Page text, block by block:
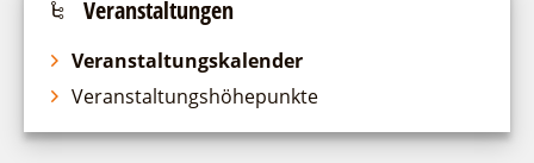
Veranstaltungen
Veranstaltungskalender
Veranstaltungshöhepunkte